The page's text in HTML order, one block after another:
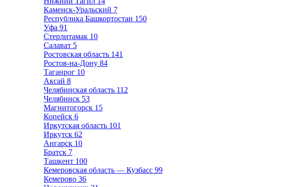
Каменск-Уральский 7
Республика Башкортостан 150
Уфа 91
Стерлитамак 10
Салават 5
Ростовская область 141
Ростов-на-Дону 84
Таганрог 10
Аксай 8
Челябинская область 112
Челябинск 53
Магнитогорск 15
Копейск 6
Иркутская область 101
Иркутск 62
Ангарск 10
Братск 7
Ташкент 100
Кемеровская область — Кузбасс 99
Кемерово 36